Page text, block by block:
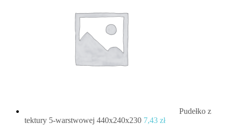
Pudełko z
tektury 5-warstwowej 440x240x230 7,43 zł